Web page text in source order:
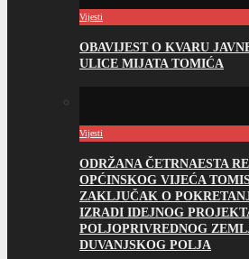
Vijesti
OBAVIJEST O KVARU
ULICE MIJATA TOMIĆA
Vijesti
ODRŽANA ČETRNAESTA
OPĆINSKOG VIJEĆA
ZAKLJUČAK O
IZRADI IDEJNOG
POLJOPRIVREDNOG
DUVANJSKOG POLJA